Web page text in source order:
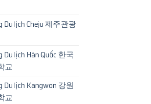
Du lịch Cheju 제주관광
Du lịch Hàn Quốc 한국
교
Du lịch Kangwon 강원
교